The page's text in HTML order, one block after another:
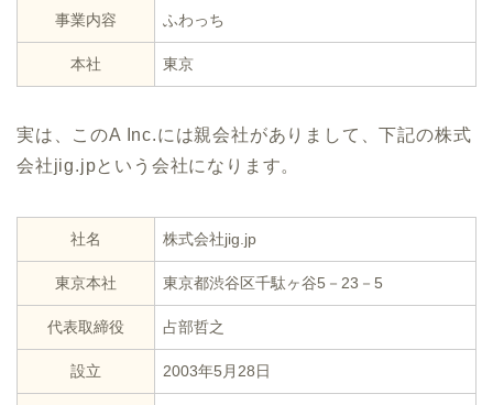
事業内容 ふわっち
本社 東京
実は、このA Inc.には親会社がありまして、下記の株式
会社jig.jpという会社になります。
社名 株式会社jig.jp
東京本社 東京都渋谷区千駄ヶ谷5－23－5
代表取締役 占部哲之
設立 2003年5月28日